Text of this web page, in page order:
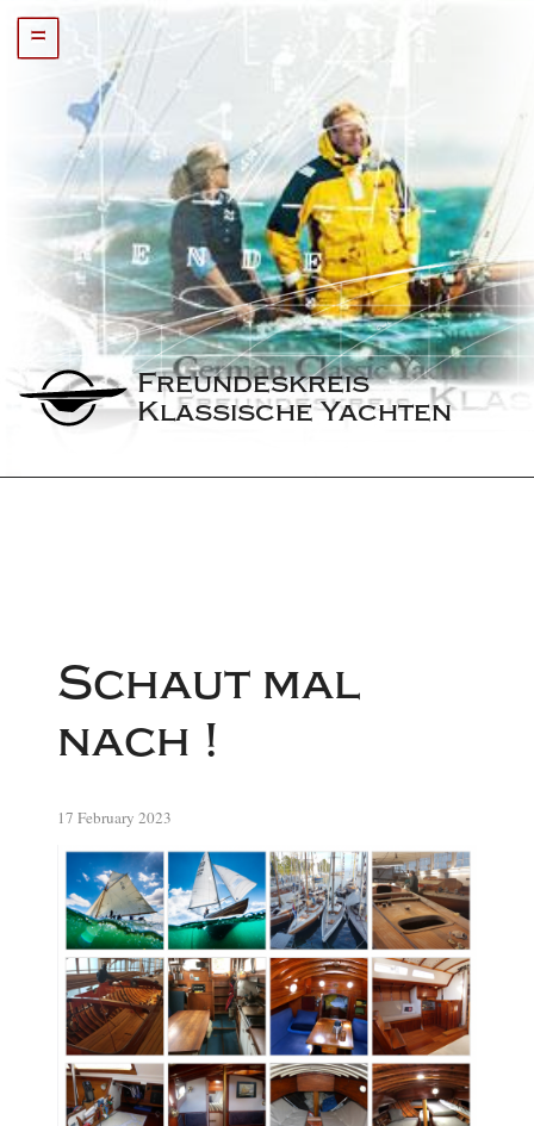
=
Freundeskreis
Klassische Yachten
Schaut mal
nach !
17 February 2023